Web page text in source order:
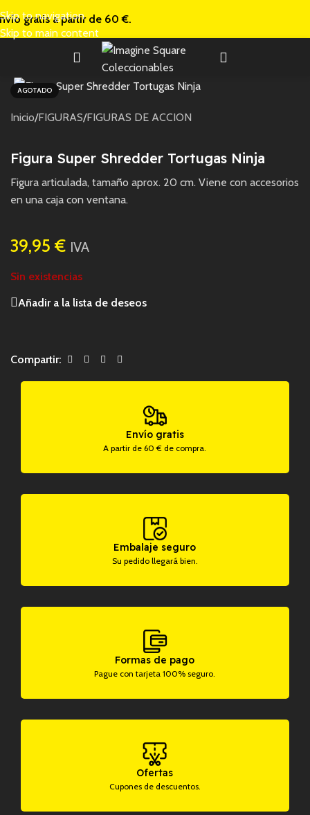
Skip to navigation
Skip to main content
gratis apartir de 60 €.
AGOTADO
Inicio/FIGURAS/FIGURAS DE ACCION
Figura Super Shredder Tortugas Ninja
Figura articulada, tamaño aprox. 20 cm. Viene con accesorios
en una caja con ventana.
39,95 € IVA
Sin existencias
Añadir a la lista de deseos
Compartir:
Envío gratis
A partir de 60 € de compra.
Embalaje seguro
Su pedido llegará bien.
Formas de pago
Pague con tarjeta 100% seguro.
Ofertas
Cupones de descuentos.